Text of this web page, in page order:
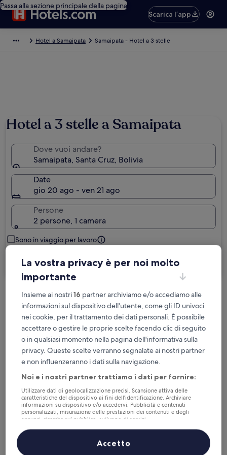
Passa alla sezione principale della pagina
Scarica l’app
Hotel a Samaipata Samaipata - Hotel a 3 stelle
Hotel a 3 stelle a Samaipata
Dove vuoi andare?
Samaipata, Santa Cruz, Bolivia
Date
gio 20 ago - ven 21 ago
Persone
2 persone, 1 camera
Sono in viaggio per lavoro
Cerca
Cancellazione gratuita se cambi
programma
Accumula vantaggi con ogni notte di
soggiorno
Risparmia di più con le tariffe per soli
iscritti
La vostra privacy è per noi molto
importante
Insieme ai nostri16 partner archiviamo e/o accediamo alle
informazioni sul dispositivo dell'utente, come gli ID univoci
nei cookie, per il trattamento dei dati personali. È possibile
accettare o gestire le proprie scelte facendo clic di seguito
o in qualsiasi momento nella pagina dell'informativa sulla
privacy. Queste scelte verranno segnalate ai nostri partner
e non influenzeranno i dati sulla navigazione.
Noi e i nostri partner trattiamo i dati per fornire:
Utilizzare dati di geolocalizzazione precisi. Scansione attiva delle
caratteristiche del dispositivo ai fini dell’identificazione. Archiviare
informazioni su dispositivo e/o accedervi. Pubblicità e contenuti
personalizzati, misurazione delle prestazioni dei contenuti e degli
annunci, ricerche sul pubblico, sviluppo di servizi.
Elenco dei partner (fornitori)
Accetto